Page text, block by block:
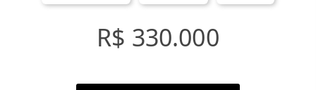
R$ 330.000